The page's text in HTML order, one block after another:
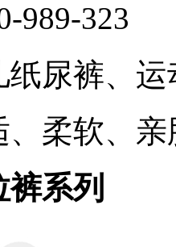
989-323
尿裤、运
柔软、亲
系列